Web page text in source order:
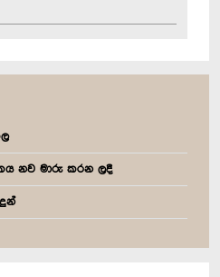
නව මාරු කරන ලදී